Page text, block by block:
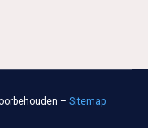
– Sitemap